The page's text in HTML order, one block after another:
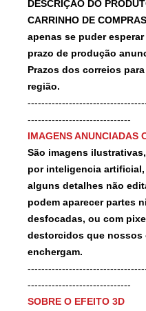
DESCRIÇÃO DO
CARRINHO DE
apenas se puder
prazo de produção
Prazos dos correios
região.
------------------------------
IMAGENS ANUNCIADAS
São imagens
por inteligencia
alguns detalhes não
podem aparecer partes
desfocadas, ou com
destorcidos que nossos
enchergam.
------------------------------
SOBRE O EFEITO 3D